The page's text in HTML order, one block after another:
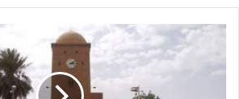
ام
"تنور"